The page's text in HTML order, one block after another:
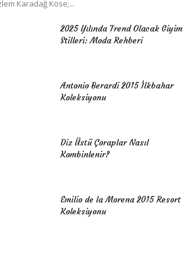
Karadağ Köse;...
2025 Yılında Trend Olacak Giyim
Stilleri: Moda Rehberi
Antonio Berardi 2015 İlkbahar
Koleksiyonu
Diz Üstü Çoraplar Nasıl
Kombinlenir?
Emilio de la Morena 2015 Resort
Koleksiyonu